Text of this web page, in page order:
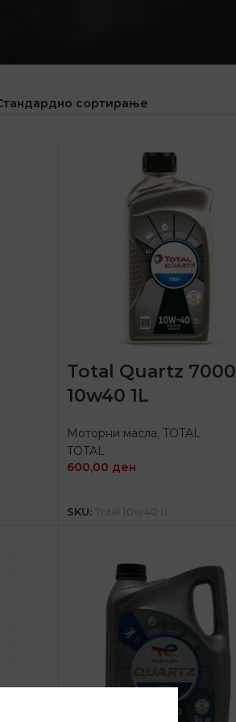
Total Quartz 7000
10w40 1L
Моторни масла, TOTAL
TOTAL
600,00 ден
SKU: Total 10w40 1L